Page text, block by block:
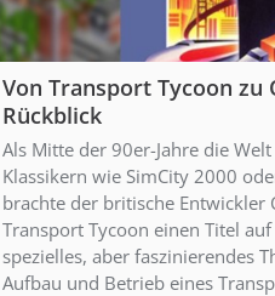
Von Transport Tycoon zu
Rückblick
Als Mitte der 90er-Jahre die
Klassikern wie SimCity 2000
brachte der britische Entwickler
Transport Tycoon einen Titel
spezielles, aber faszinierendes
Aufbau und Betrieb eines